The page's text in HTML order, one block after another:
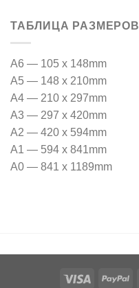
ТАБЛИЦА РАЗМЕРОВ
A6 — 105 x 148mm
A5 — 148 x 210mm
A4 — 210 x 297mm
A3 — 297 x 420mm
A2 — 420 x 594mm
A1 — 594 x 841mm
A0 — 841 x 1189mm